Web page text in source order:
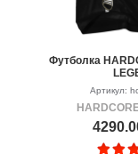
Футболка
Артикул: